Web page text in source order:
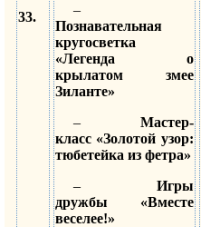
33.
–
Познавательная
кругосветка
«Легенда о
крылатом змее
Зиланте»
– Мастер-
класс «Золотой узор:
тюбетейка из фетра»
– Игры
дружбы «Вместе
веселее!»